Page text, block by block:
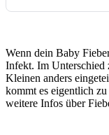
Wenn dein Baby
Infekt. Im Unterschied
Kleinen anders
kommt es eigentlich
weitere Infos über